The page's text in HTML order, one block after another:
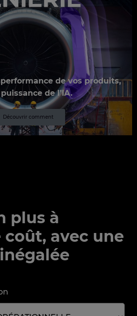
de vos produits,
de l’IA.
Découvrir comment
plus à
avec une